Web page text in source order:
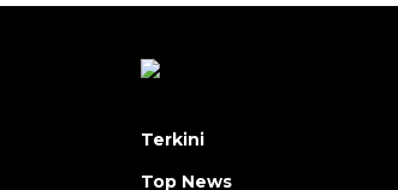
Terkini
Top News